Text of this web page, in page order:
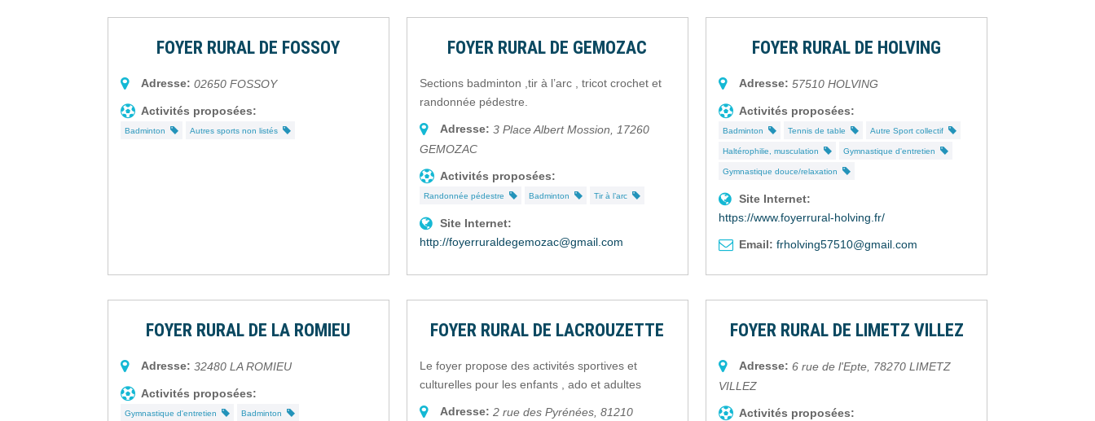
FOYER RURAL DE FOSSOY
Adresse: 02650 FOSSOY
Activités proposées:
Badminton Autres sports non listés
FOYER RURAL DE GEMOZAC
Sections badminton ,tir à l’arc , tricot crochet et
randonnée pédestre.
Adresse: 3 Place Albert Mossion,17260
GEMOZAC
Activités proposées:
Randonnée pédestre Badminton Tir à l’arc
Site Internet:
http://foyerruraldegemozac@gmail.com
FOYER RURAL DE HOLVING
Adresse: 57510 HOLVING
Activités proposées:
Badminton Tennis de table Autre Sport collectif
Haltérophilie, musculation Gymnastique d'entretien
Gymnastique douce/relaxation
Site Internet:
https://www.foyerrural-holving.fr/
Email: frholving57510@gmail.com
FOYER RURAL DE LA ROMIEU
Adresse: 32480 LA ROMIEU
Activités proposées:
Gymnastique d'entretien Badminton
FOYER RURAL DE LACROUZETTE
Le foyer propose des activités sportives et
culturelles pour les enfants , ado et adultes
Adresse: 2 rue des Pyrénées,81210
FOYER RURAL DE LIMETZ VILLEZ
Adresse: 6 rue de l'Epte, 78270 LIMETZ
VILLEZ
Activités proposées: